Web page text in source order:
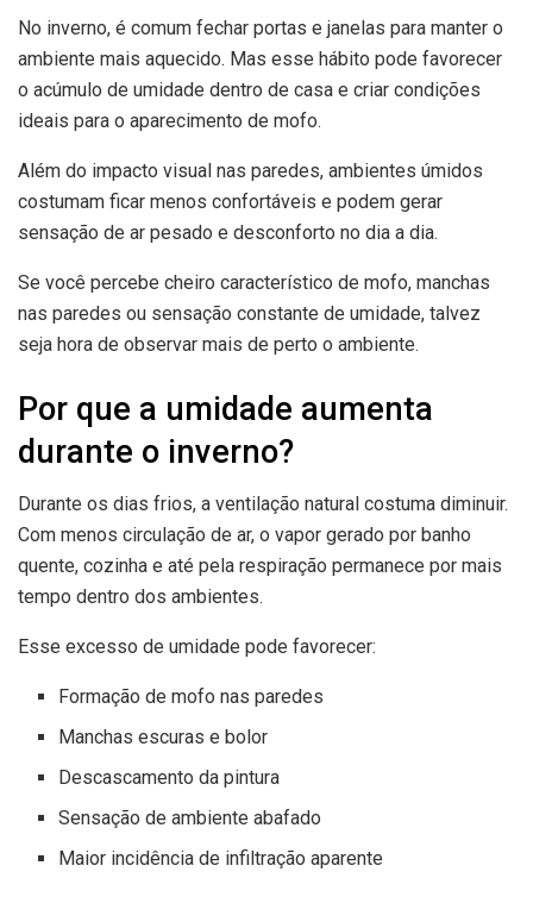
No inverno, é comum fechar portas e janelas para manter o
ambiente mais aquecido. Mas esse hábito pode favorecer
o acúmulo de umidade dentro de casa e criar condições
ideais para o aparecimento de mofo.
Além do impacto visual nas paredes, ambientes úmidos
costumam ficar menos confortáveis e podem gerar
sensação de ar pesado e desconforto no dia a dia.
Se você percebe cheiro característico de mofo, manchas
nas paredes ou sensação constante de umidade, talvez
seja hora de observar mais de perto o ambiente.
Por que a umidade aumenta
durante o inverno?
Durante os dias frios, a ventilação natural costuma diminuir.
Com menos circulação de ar, o vapor gerado por banho
quente, cozinha e até pela respiração permanece por mais
tempo dentro dos ambientes.
Esse excesso de umidade pode favorecer:
Formação de mofo nas paredes
Manchas escuras e bolor
Descascamento da pintura
Sensação de ambiente abafado
Maior incidência de infiltração aparente